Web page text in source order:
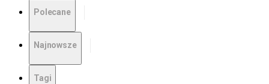
Polecane
Najnowsze
Tagi